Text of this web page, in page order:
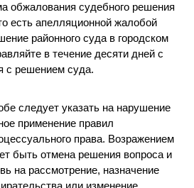
обжалования судебного решения
есть апелляционной жалобой
районного суда в городском
в течение десяти дней с
с решением суда.
следует указать на нарушение
применение правил
права. Возражением
быть отмена решения вопроса и
на рассмотрение, назначение
или изменение